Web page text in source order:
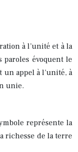
à l’unité et à la
évoquent le
appel à l’unité, à
unie.
représente la
richesse de la terre